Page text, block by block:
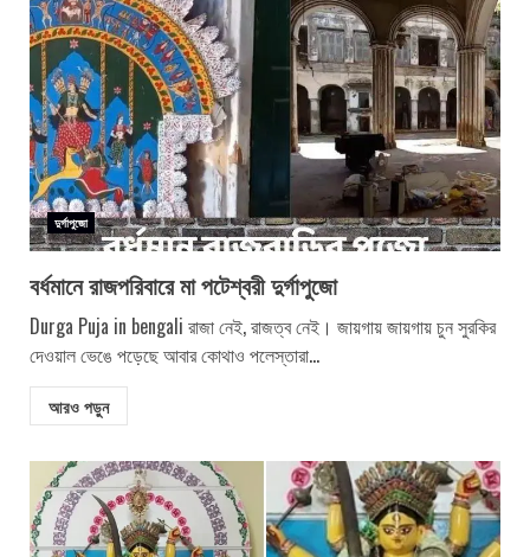
দুর্গাপুজো
বর্ধমানে রাজপরিবারে মা পটেশ্বরী দুর্গাপুজো
Durga Puja in bengali রাজা নেই, রাজত্ব নেই। জায়গায় জায়গায় চুন সুরকির
দেওয়াল ভেঙে পড়েছে আবার কোথাও পলেস্তারা...
আরও পড়ুন